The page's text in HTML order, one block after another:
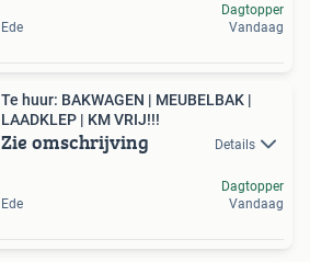
Ede
Dagtopper
Vandaag
Te huur: BAKWAGEN | MEUBELBAK |
LAADKLEP | KM VRIJ!!!
Zie omschrijving Details
Ede
Dagtopper
Vandaag